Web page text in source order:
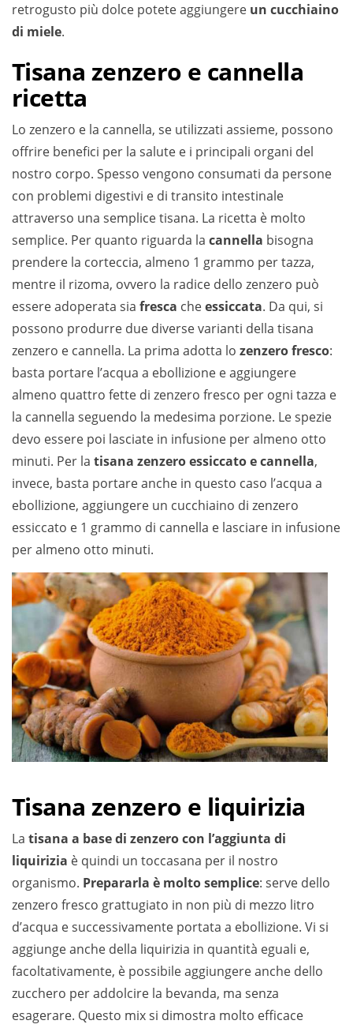
retrogusto più dolce potete aggiungere un cucchiaino
di miele.
Tisana zenzero e cannella
ricetta
Lo zenzero e la cannella, se utilizzati assieme, possono
offrire benefici per la salute e i principali organi del
nostro corpo. Spesso vengono consumati da persone
con problemi digestivi e di transito intestinale
attraverso una semplice tisana. La ricetta è molto
semplice. Per quanto riguarda la cannella bisogna
prendere la corteccia, almeno 1 grammo per tazza,
mentre il rizoma, ovvero la radice dello zenzero può
essere adoperata sia fresca cheessiccata. Da qui, si
possono produrre due diverse varianti della tisana
zenzero e cannella. La prima adotta lo zenzero fresco:
basta portare l’acqua a ebollizione e aggiungere
almeno quattro fette di zenzero fresco per ogni tazza e
la cannella seguendo la medesima porzione. Le spezie
devo essere poi lasciate in infusione per almeno otto
minuti. Per la tisana zenzero essiccato e cannella,
invece, basta portare anche in questo caso l’acqua a
ebollizione, aggiungere un cucchiaino di zenzero
essiccato e 1 grammo di cannella e lasciare in infusione
per almeno otto minuti.
Tisana zenzero e liquirizia
La tisana a base di zenzero con l’aggiunta di
liquirizia è quindi un toccasana per il nostro
organismo. Prepararla è molto semplice: serve dello
zenzero fresco grattugiato in non più di mezzo litro
d’acqua e successivamente portata a ebollizione. Vi si
aggiunge anche della liquirizia in quantità eguali e,
facoltativamente, è possibile aggiungere anche dello
zucchero per addolcire la bevanda, ma senza
esagerare. Questo mix si dimostra molto efficace